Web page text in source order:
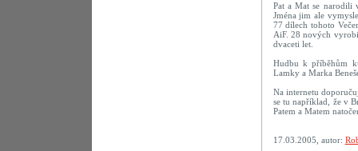
Pat a Mat se narodili
Jména jim ale
77 dílech tohoto
AiF. 28 nových
dvaceti let.
Hudbu k příběhům
Lamky a Marka
Na internetu
se tu například, že v
Patem a Matem
17.03.2005, autor: